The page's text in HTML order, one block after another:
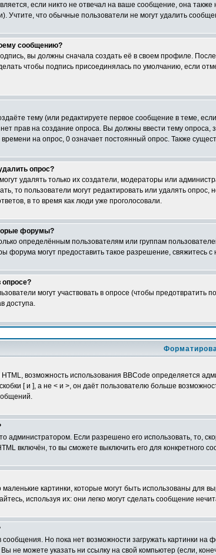
если никто не отвечал на ваше сообщение, она
Учтите, что обычные пользователи не могут удалить
сообщению?
вы должны сначала создать её в своем профиле.
чтобы подпись присоединялась по умолчанию, если
тему (или редактируете первое сообщение в теме,
нет прав на создание опроса. Вы должны ввести тему
на опрос, 0 означает постоянный опрос. Также
опрос?
удалять только их создатели, модераторы или
то пользователи могут редактировать или удалять
в то время как люди уже проголосовали.
форумы?
определённым пользователям или группам
форума могут предоставить такое разрешение, свяжитесь с
опросе?
могут участвовать в опросе (чтобы
доступа.
возможность использования BBCode определяется
[ и ], а не < и >, он даёт пользователю больше
администратором. Если разрешено его использовать, то,
включён, то вы сможете выключить его для конкретного
картинки, которые могут быть использованы для
используя их: они легко могут сделать сообщение
сообщения. Но пока нет возможности загружать картинки
не можете указать ни ссылку на свой компьютер (если,